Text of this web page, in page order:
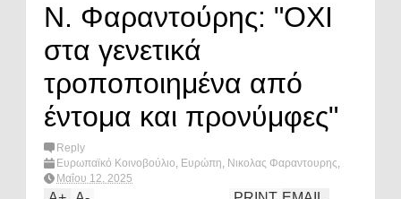
Ν. Φαραντούρης: "ΟΧΙ
στα γενετικά
τροποποιημένα από
έντομα και προνύμφες"
Reply
Ευρωπαϊκό Κοινοβούλιο, Ευρώπη, Νικολας Φαραντουρης,
πολιτική , τροφιμα
Μαΐου 12, 2025